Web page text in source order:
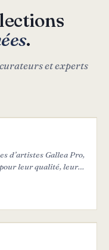
.
et experts
d’artistes Gallea Pro,
leur qualité, leur